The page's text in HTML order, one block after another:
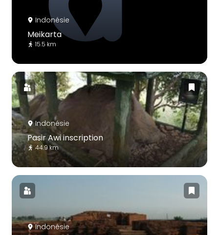
Indonésie
Meikarta
15.5 km
Indonésie
Pasir Awi inscription
44.9 km
Indonésie